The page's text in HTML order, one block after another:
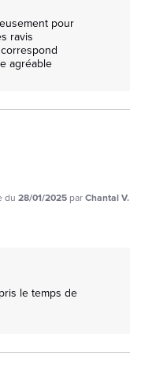
pour
ravis
agréable
du 28/01/2025 parChantal V.
le temps de